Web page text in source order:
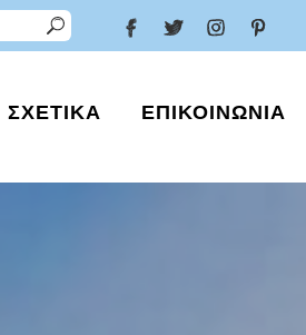
ΣΧΕΤΙΚΆ ΕΠΙΚΟΙΝΩΝΊΑ